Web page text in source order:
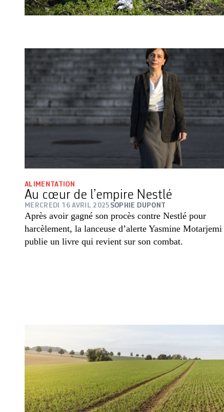
ALIMENTATION
Au cœur de l’empire Nestlé
MERCREDI 16 AVRIL 2025 SOPHIE DUPONT
Après avoir gagné son procès contre Nestlé pour
harcèlement, la lanceuse d’alerte Yasmine Motarjemi
publie un livre qui revient sur son combat.